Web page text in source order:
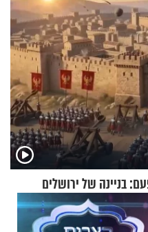
בניינה של ירושלים